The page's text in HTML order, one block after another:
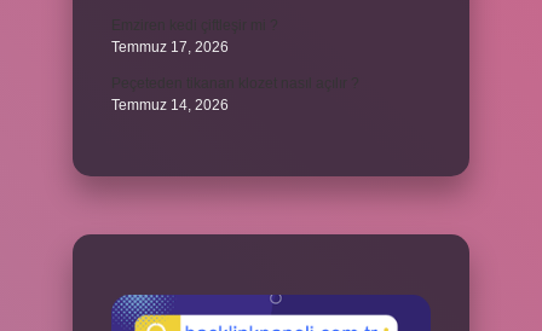
Temmuz 17, 2026
Temmuz 14, 2026